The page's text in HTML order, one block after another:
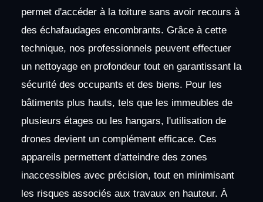
permet d'accéder à la toiture sans avoir recours à
des échafaudages encombrants. Grâce à cette
technique, nos professionnels peuvent effectuer
un nettoyage en profondeur tout en garantissant la
sécurité des occupants et des biens. Pour les
bâtiments plus hauts, tels que les immeubles de
plusieurs étages ou les hangars, l'utilisation de
drones devient un complément efficace. Ces
appareils permettent d'atteindre des zones
inaccessibles avec précision, tout en minimisant
les risques associés aux travaux en hauteur. À